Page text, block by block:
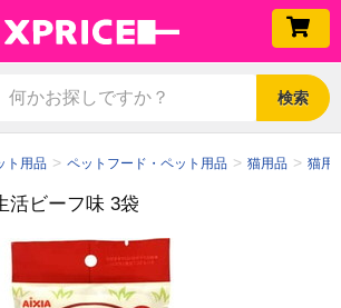
検索
ト用品 ペットフード・ペット用品 猫用品 猫用
活ビーフ味 3袋